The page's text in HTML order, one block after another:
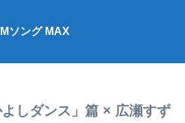
ソング MAX
しダンス」篇 × 広瀬すず